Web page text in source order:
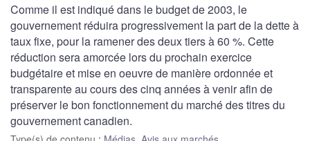
Comme il est indiqué dans le budget de 2003, le
gouvernement réduira progressivement la part de la dette à
taux fixe, pour la ramener des deux tiers à 60 %. Cette
réduction sera amorcée lors du prochain exercice
budgétaire et mise en oeuvre de manière ordonnée et
transparente au cours des cinq années à venir afin de
préserver le bon fonctionnement du marché des titres du
gouvernement canadien.